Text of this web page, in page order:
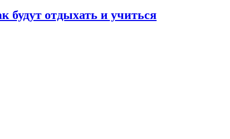
будут отдыхать и учиться